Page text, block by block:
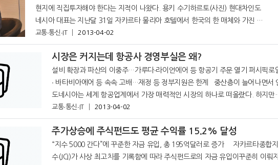
현지에 직집투자해야 한다는 지적이 나왔다. 용키 수기하르토(사진) 현대차인도
네시아 대표는 지난달 31일 자카르타 물리아 호텔에서 한국의 한 매체와 가진 인
터뷰에서 이같이 밝혔다. 현대차를 수입, 판매하고 있는 용키 대표는 “
교통∙통신∙IT 2013-04-02
시장은 커지는데 항공사 경영부실은 왜?
설비 확장과 파산의 이중주…가루다∙라이언에어 등 항공기 주문 열기 퍼시픽로얄
∙ 바타비아에어 등 속속 고배…재정 등 정부지원은 한계 중산층이 늘어나면서 인
도네시아는 세계 항공업계에서 가장 매력적인 시장의 하나로 떠올랐다. 하지만
현지 항공사들은 장기계획 부족과 경영부진으로 아직 사업적 잠재력을
교통∙통신∙IT 2013-04-02
주가상승에 주식펀드도 평균 수익률 15.2% 달성
“지수 5000 간다”에 꾸준한 자금 유입, 총 195억달러로 증가 자카르타종합지
수(JCI)가 사상 최고치를 기록함에 따라 주식펀드로의 자금 유입이꾸준히 이뤄지